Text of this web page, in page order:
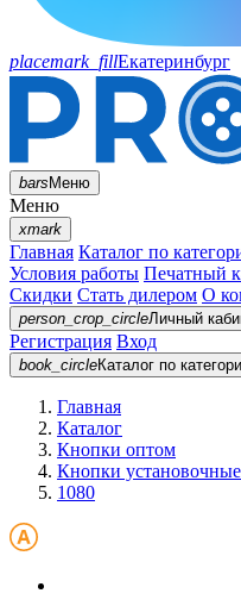
placemark_fillЕкатеринбург
barsМеню
Меню
xmark
Главная Каталог по
Условия работы Печатный
Скидки Стать дилером О
person_crop_circleЛичный
Регистрация Вход
book_circleКаталог по
Главная
Каталог
Кнопки оптом
Кнопки
1080